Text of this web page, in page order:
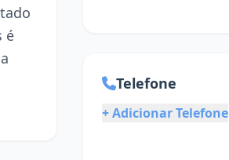
é
Telefone
+ Adicionar Telefone